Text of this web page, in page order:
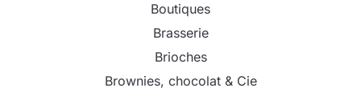
Boutiques
Brasserie
Brioches
Brownies, chocolat & Cie